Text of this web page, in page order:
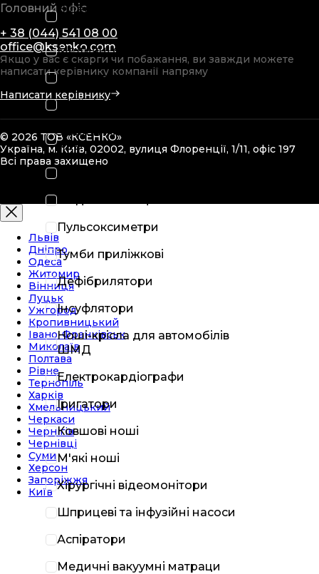
Відеопроцесори та
Медичні столи
Монітори пацієнта
Шийні коміри медичні
Засоби іммобілізації типу
KED
Пульсоксиметри
Тумби приліжкові
Дефібрилятори
Інсуфлятори
Ноші-крісла для автомобілів
ШМД
Електрокардіографи
Іригатори
Ковшові ноші
М'які ноші
Хірургічні відеомонітори
Шприцеві та інфузійні насоси
Аспіратори
Медичні вакуумні матраци
Головний офіс
+ 38 (044) 541 08 00
office@ksenko.com
Якщо у вас є скарги чи побажання, ви завжди можете
написати керівнику компанії напряму
Написати керівнику
© 2026 ТОВ «КСЕНКО»
Україна, м. Київ, 02002, вулиця Флоренції, 1/11, офіс 197
Всі права захищено
Львів
Дніпро
Одеса
Житомир
Вінниця
Луцьк
Ужгород
Кропивницький
Івано-Франківськ
Миколаїв
Полтава
Рівне
Тернопіль
Харків
Хмельницький
Черкаси
Чернігів
Чернівці
Суми
Херсон
Запоріжжя
Київ